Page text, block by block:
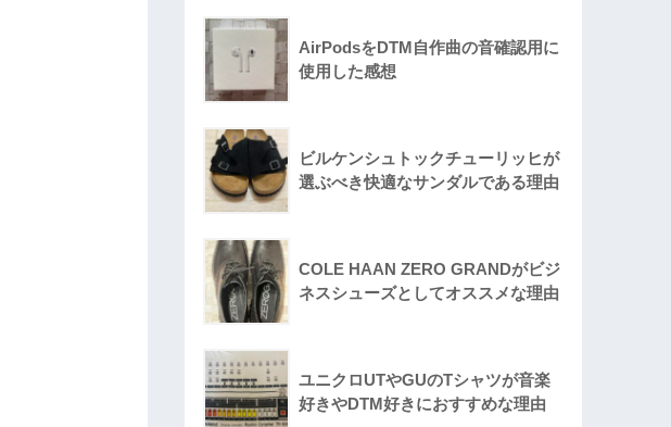
AirPodsをDTM自作曲の音確認用に
使用した感想
ビルケンシュトックチューリッヒが
選ぶべき快適なサンダルである理由
COLE HAAN ZERO GRANDがビジ
ネスシューズとしてオススメな理由
ユニクロUTやGUのTシャツが音楽
好きやDTM好きにおすすめな理由